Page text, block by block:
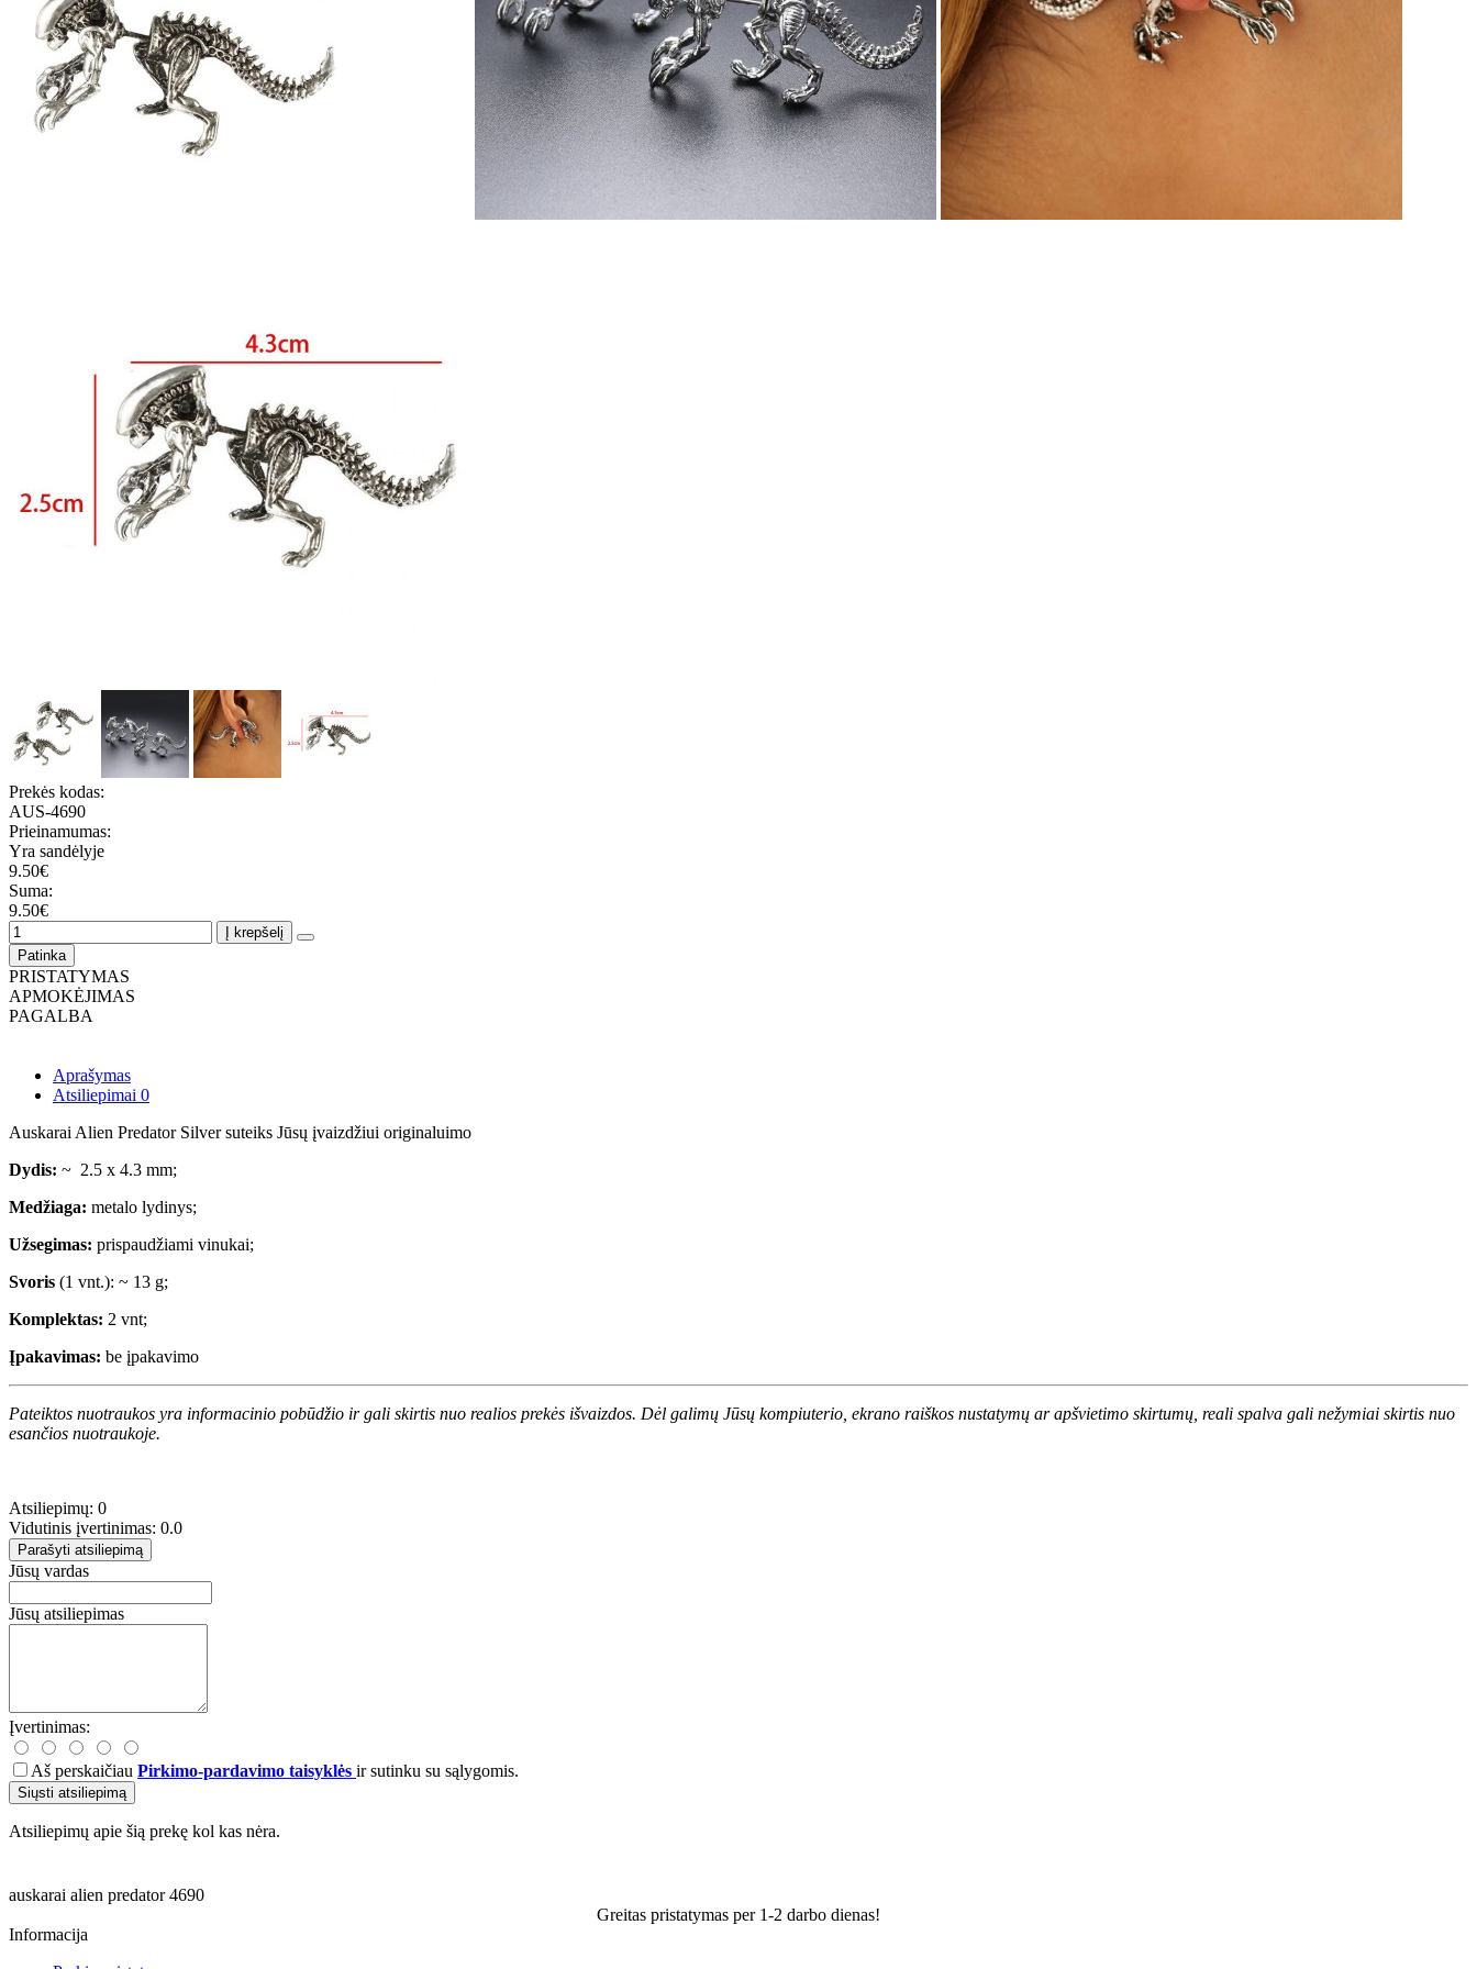
Prekės kodas:
AUS-4690
Prieinamumas:
Yra sandėlyje
9.50€
Suma:
9.50€
Į krepšelį
Patinka
PRISTATYMAS
APMOKĖJIMAS
PAGALBA
Aprašymas
Atsiliepimai 0
Auskarai Alien Predator Silver suteiks Jūsų įvaizdžiui originaluimo
Dydis: ~ 2.5 x 4.3 mm;
Medžiaga: metalo lydinys;
Užsegimas: prispaudžiami vinukai;
Svoris (1 vnt.): ~ 13 g;
Komplektas: 2 vnt;
Įpakavimas: be įpakavimo
Pateiktos nuotraukos yra informacinio pobūdžio ir gali skirtis nuo realios prekės išvaizdos. Dėl galimų Jūsų kompiuterio, ekrano raiškos nustatymų ar apšvietimo skirtumų, reali spalva gali nežymiai skirtis nuo
esančios nuotraukoje.
Atsiliepimų: 0
Vidutinis įvertinimas: 0.0
Parašyti atsiliepimą
Jūsų vardas
Jūsų atsiliepimas
Įvertinimas:
Aš perskaičiau Pirkimo-pardavimo taisyklės ir sutinku su sąlygomis.
Siųsti atsiliepimą
Atsiliepimų apie šią prekę kol kas nėra.
auskarai alien predator 4690
Greitas pristatymas per 1-2 darbo dienas!
Informacija